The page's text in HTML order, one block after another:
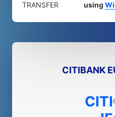
TRANSFER
using
CITIBANK
CITI